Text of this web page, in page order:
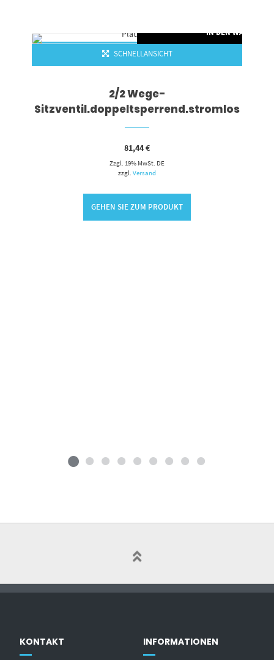
IN DEN
SCHNELLANSICHT
2/2 Wege-
Sitzventil.doppeltsperrend.stromlos
81,44€
Zzgl. 19% MwSt. DE
zzgl.Versand
GEHEN SIE ZUM PRODUKT
KONTAKT INFORMATIONEN